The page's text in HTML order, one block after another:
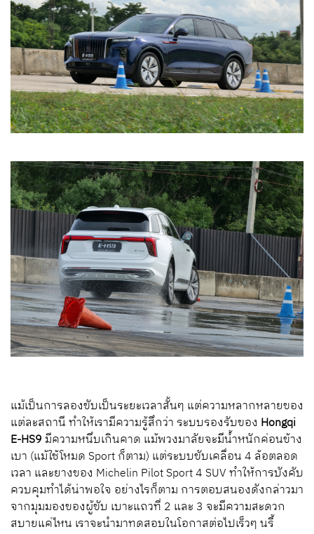
แม้เป็นการลองขับเป็นระยะเวลาสั้นๆ แต่ความหลากหลายของ
แต่ละสถานี ทำให้เรามีความรู้สึกว่า ระบบรองรับของ Hongqi
E-HS9 มีความหนึบเกินคาด แม้พวงมาลัยจะมีน้ำหนักค่อนข้าง
เบา (แม้ใช้โหมด Sportก็ตาม) แต่ระบบขับเคลื่อน 4 ล้อตลอด
เวลา และยางของ Michelin Pilot Sport 4 SUVทำให้การบังคับ
ควบคุมทำได้น่าพอใจ อย่างไรก็ตาม การตอบสนองดังกล่าวมา
จากมุมมองของผู้ขับ เบาะแถวที่ 2 และ 3 จะมีความสะดวก
สบายแค่ไหน เราจะนำมาทดสอบในโอกาสต่อไปเร็วๆ นรี้